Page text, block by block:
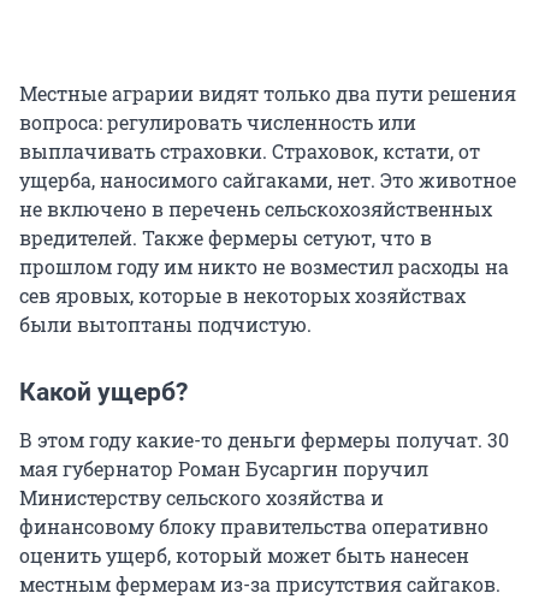
Местные аграрии видят только два пути решения
вопроса: регулировать численность или
выплачивать страховки. Страховок, кстати, от
ущерба, наносимого сайгаками, нет. Это животное
не включено в перечень сельскохозяйственных
вредителей. Также фермеры сетуют, что в
прошлом году им никто не возместил расходы на
сев яровых, которые в некоторых хозяйствах
были вытоптаны подчистую.
Какой ущерб?
В этом году какие-то деньги фермеры получат. 30
мая губернатор Роман Бусаргин поручил
Министерству сельского хозяйства и
финансовому блоку правительства оперативно
оценить ущерб, который может быть нанесен
местным фермерам из-за присутствия сайгаков.